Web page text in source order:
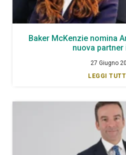
Baker McKenzie nomina
nuova partner
27 Giugno
LEGGI